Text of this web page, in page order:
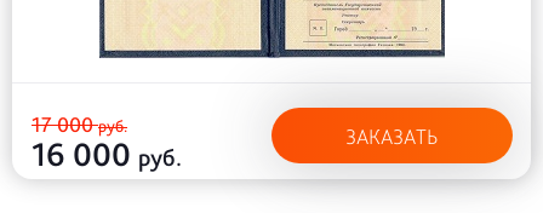
17 000руб.
16 000 руб.
ЗАКАЗАТЬ